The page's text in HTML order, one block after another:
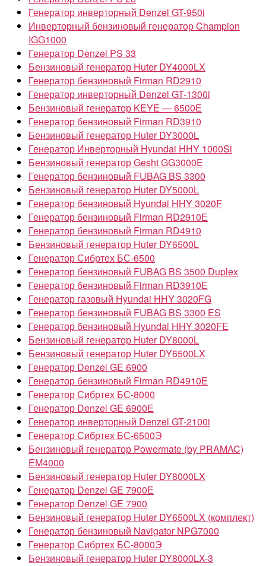
Генератор инверторный Denzel GT-950i
Инверторный бензиновый генератор Champion
IGG1000
Генератор Denzel PS 33
Бензиновый генератор Huter DY4000LX
Генератор бензиновый Firman RD2910
Генератор инверторный Denzel GT-1300i
Бензиновый генератор KEYE — 6500E
Генератор бензиновый Firman RD3910
Бензиновый генератор Huter DY3000L
Генератор Инверторный Hyundai HHY 1000Si
Бензиновый генератор Gesht GG3000E
Генератор бензиновый FUBAG BS 3300
Бензиновый генератор Huter DY5000L
Генератор бензиновый Hyundai HHY 3020F
Генератор бензиновый Firman RD2910Е
Генератор бензиновый Firman RD4910
Бензиновый генератор Huter DY6500L
Генератор Сибртех БС-6500
Генератор бензиновый FUBAG BS 3500 Duplex
Генератор бензиновый Firman RD3910E
Генератор газовый Hyundai HHY 3020FG
Генератор бензиновый FUBAG BS 3300 ES
Генератор бензиновый Hyundai HHY 3020FE
Бензиновый генератор Huter DY8000L
Бензиновый генератор Huter DY6500LX
Генератор Denzel GE 6900
Генератор бензиновый Firman RD4910E
Генератор Сибртех БС-8000
Генератор Denzel GE 6900E
Генератор инверторный Denzel GT-2100i
Генератор Сибртех БС-6500Э
Бензиновый генератор Powermate (by PRAMAC)
EM4000
Бензиновый генератор Huter DY8000LX
Генератор Denzel GE 7900E
Генератор Denzel GE 7900
Бензиновый генератор Huter DY6500LX (комплект)
Генератор бензиновый Navigator NPG7000
Генератор Сибртех БС-8000Э
Бензиновый генератор Huter DY8000LX-3